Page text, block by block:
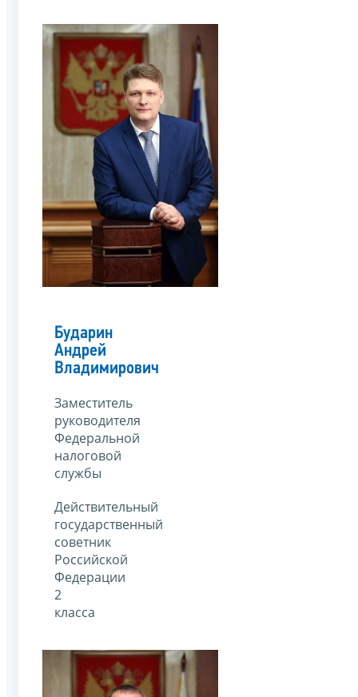
Бударин
Андрей
Владимирович
Заместитель
руководителя
Федеральной
налоговой
службы
Действительный
государственный
советник
Российской
Федерации
2
класса